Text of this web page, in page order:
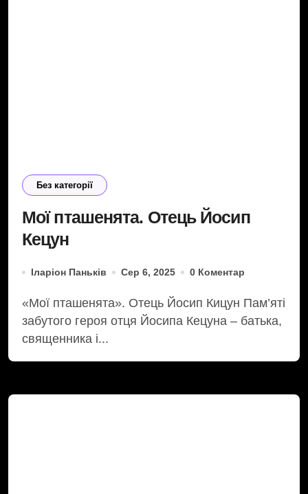
Без категорії
Мої пташенята. Отець Йосип
Кецун
Іларіон Паньків Сер 6, 2025 0 Коментар
«Мої пташенята». Отець Йосип Кицун Пам’яті
забутого героя отця Йосипа Кецуна – батька,
священника і...